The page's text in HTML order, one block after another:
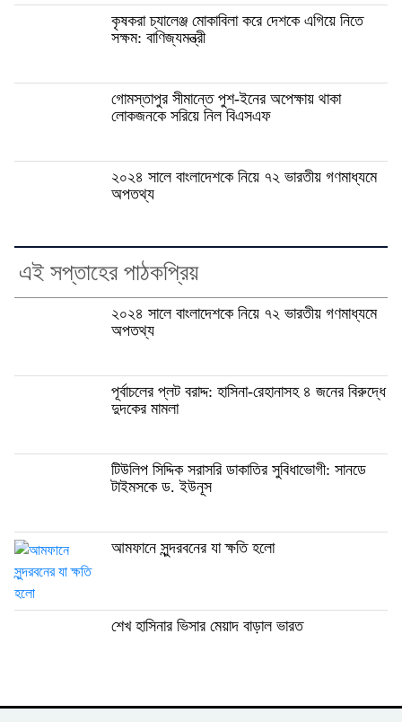
কৃষকরা চ্যালেঞ্জ মোকাবিলা করে দেশকে এগিয়ে নিতে
সক্ষম: বাণিজ্যমন্ত্রী
গোমস্তাপুর সীমান্তে পুশ-ইনের অপেক্ষায় থাকা
লোকজনকে সরিয়ে নিল বিএসএফ
২০২৪ সালে বাংলাদেশকে নিয়ে ৭২ ভারতীয় গণমাধ্যমে
অপতথ্য
এই সপ্তাহের পাঠকপ্রিয়
২০২৪ সালে বাংলাদেশকে নিয়ে ৭২ ভারতীয় গণমাধ্যমে
অপতথ্য
পূর্বাচলের প্লট বরাদ্দ: হাসিনা-রেহানাসহ ৪ জনের বিরুদ্ধে
দুদকের মামলা
টিউলিপ সিদ্দিক সরাসরি ডাকাতির সুবিধাভোগী: সানডে
টাইমসকে ড. ইউনূস
আমফানে সুন্দরবনের যা ক্ষতি হলো
শেখ হাসিনার ভিসার মেয়াদ বাড়াল ভারত